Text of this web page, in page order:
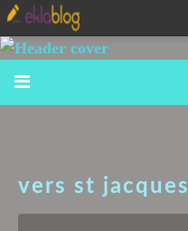
vers st jacques